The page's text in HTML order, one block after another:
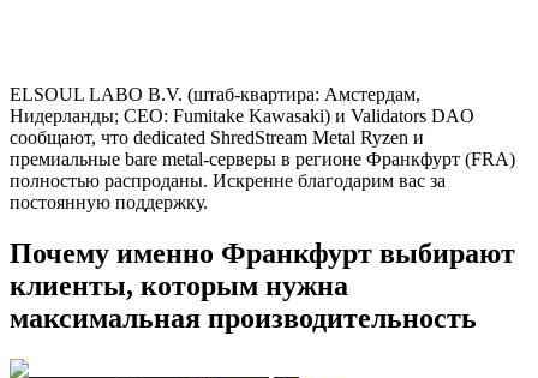
ELSOUL LABO B.V. (штаб-квартира: Амстердам,
Нидерланды; CEO: Fumitake Kawasaki) и Validators DAO
сообщают, что dedicated ShredStream Metal Ryzen и
премиальные bare metal-серверы в регионе Франкфурт (FRA)
полностью распроданы. Искренне благодарим вас за
постоянную поддержку.
Почему именно Франкфурт выбирают
клиенты, которым нужна
максимальная производительность